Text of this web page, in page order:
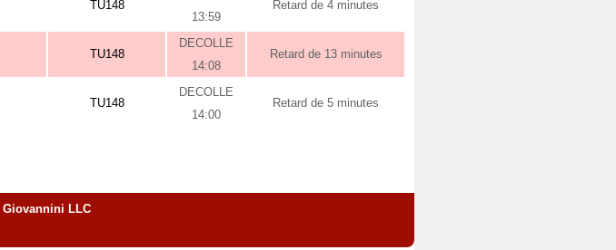
TU148
13:59
Retard de 4 minutes
TU148
DECOLLE
14:08
Retard de 13 minutes
TU148
DECOLLE
14:00
Retard de 5 minutes
Giovannini LLC